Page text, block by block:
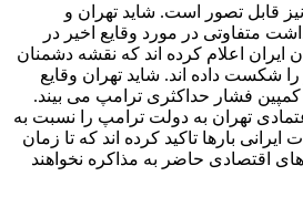
قابل تصور است. شاید تهران و
متفاوتی در مورد وقایع اخیر در
ایران اعلام کرده اند که نقشه دشمنان
شکست داده اند. شاید تهران وقایع
کمپین فشار حداکثری ترامپ می بیند.
تهران به دولت ترامپ را نسبت به
بارها تاکید کرده اند که تا زمان
اقتصادی حاضر به مذاکره نخواهند